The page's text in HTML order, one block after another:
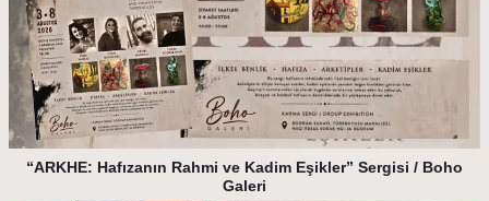
“ARKHE: Hafızanın Rahmi ve Kadim Eşikler” Sergisi / Boho
Galeri